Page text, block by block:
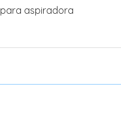
para aspiradora